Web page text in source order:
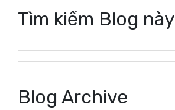
Tìm kiếm Blog này
Blog Archive